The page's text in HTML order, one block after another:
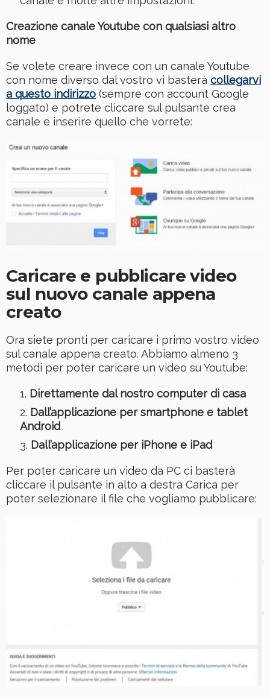
Creazione canale Youtube con qualsiasi altro
nome
Se volete creare invece con un canale Youtube
con nome diverso dal vostro vi basterà collegarvi
a questo indirizzo (sempre con account Google
loggato) e potrete cliccare sul pulsante crea
canale e inserire quello che vorrete:
Caricare e pubblicare video
sul nuovo canale appena
creato
Ora siete pronti per caricare i primo vostro video
sul canale appena creato. Abbiamo almeno 3
metodi per poter caricare un video su Youtube:
Direttamente dal nostro computer di casa
Dall’applicazione per smartphone e tablet
Android
Dall’applicazione per iPhone e iPad
Per poter caricare un video da PC ci basterà
cliccare il pulsante in alto a destra Carica per
poter selezionare il file che vogliamo pubblicare: